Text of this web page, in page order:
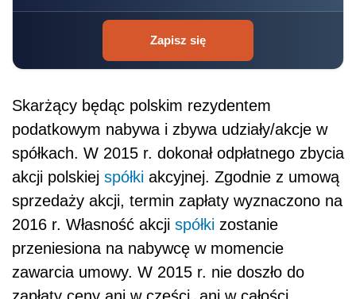
2016 r. Własność akcjispółkizostanie
przeniesiona na nabywcę w momencie
zawarcia umowy. W 2015 r. nie doszło do
Czy w rozumieniu przepisów ustawy o podatku
dochodowym od osób fizycznych przychód po
stronie Skarżącego z tytułu odpłatnego zbycia
akacji sprzedanych w 2015 r., co do których
zapłata ceny sprzedaży zgodnie z zawartą
umową, przypada w 2016 r., powstał już w
2015 r., czy dopiero w 2016 r.?